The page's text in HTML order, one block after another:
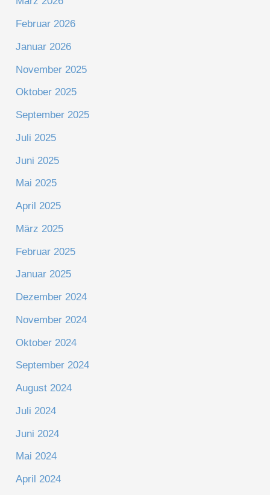
Februar 2026
Januar 2026
November 2025
Oktober 2025
September 2025
Juli 2025
Juni 2025
Mai 2025
April 2025
März 2025
Februar 2025
Januar 2025
Dezember 2024
November 2024
Oktober 2024
September 2024
August 2024
Juli 2024
Juni 2024
Mai 2024
April 2024